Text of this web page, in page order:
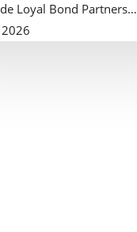
Loyal Bond Partners…